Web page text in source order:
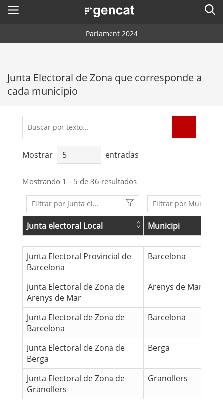
. Abrir en una nueva ventana.
Menú
Buscador
Parlament 2024
Mesas electorales
Comunicación
Información electoral
Idioma: es
Junta Electoral de Zona que corresponde a
cada municipio
Mostrar entradas
Mostrando 1 - 5 de 36 resultados
Junta electoral Local Municipi
Junta electoral Local Municipi
Junta Electoral Provincial de
Barcelona
Barcelona
Junta Electoral de Zona de
Arenys de Mar
Arenys de Mar
Junta Electoral de Zona de
Barcelona
Barcelona
Junta Electoral de Zona de
Berga
Berga
Junta Electoral de Zona de
Granollers
Granollers